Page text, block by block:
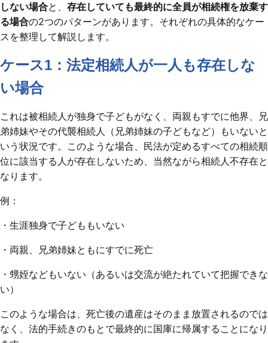
しない場合と、 存在していても最終的に全員が相続権を放棄す
る場合の2つのパターンがあります。それぞれの具体的なケー
スを整理して解説します。
ケース1：法定相続人が一人も存在しな
い場合
これは被相続人が独身で子どもがなく、両親もすでに他界、兄
弟姉妹やその代襲相続人（兄弟姉妹の子どもなど）もいないと
いう状況です。このような場合、民法が定めるすべての相続順
位に該当する人が存在しないため、当然ながら相続人不存在と
なります。
例：
・生涯独身で子どももいない
・両親、兄弟姉妹ともにすでに死亡
・甥姪などもいない（あるいは交流が絶たれていて把握できな
い）
このような場合は、死亡後の遺産はそのまま放置されるのでは
なく、法的手続きのもとで最終的に国庫に帰属することになり